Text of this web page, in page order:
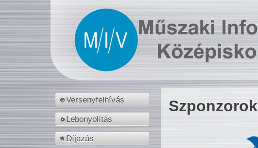
Versenyfelhívás
Lebonyolítás
Díjazás
Szponzorok